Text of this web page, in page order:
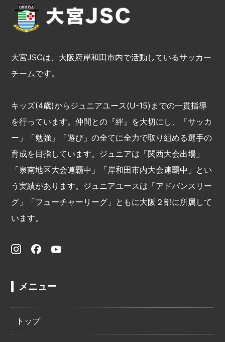
大宮JSCは、大阪府岸和田市内で活動しているサッカー
チームです。
キッズ(4歳)からジュニアユース(U-15)までの一貫指導
を行っています。仲間との『絆』を大切にし、「サッカ
ー」「勉強」「遊び」の全てに全力で取り組める選手の
育成を目指しています。ジュニアは「関西大会出場」
「泉南地区大会連覇中」「岸和田市内大会連覇中」とい
う実績があります。ジュニアユースは「アドバンスリー
グ」「フューチャーリーグ」ともに大阪２部に所属して
います。
メニュー
トップ